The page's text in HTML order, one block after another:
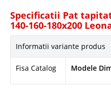
Specificatii Pat
140-160-180x200
Informatii variante produs
Fisa Catalog Modele